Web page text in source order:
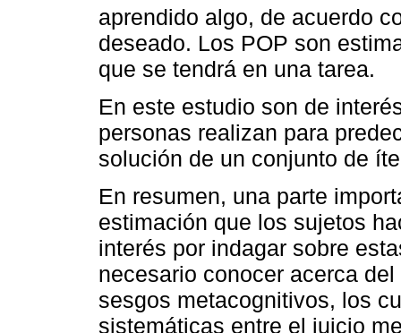
aprendido algo, de acuerdo
deseado. Los POP son
que se tendrá en una tarea.
En este estudio son de
personas realizan para
solución de un conjunto de
En resumen, una parte
estimación que los sujetos
interés por indagar sobre
necesario conocer acerca
sesgos metacognitivos, los
sistemáticas entre el juicio